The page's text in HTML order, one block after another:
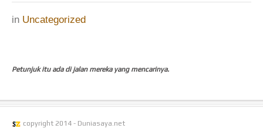
in Uncategorized
Petunjuk itu ada di jalan mereka yang mencarinya.
copyright 2014 - Duniasaya.net